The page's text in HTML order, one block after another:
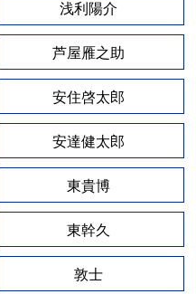
浅利陽介
芦屋雁之助
安住啓太郎
安達健太郎
東貴博
東幹久
敦士